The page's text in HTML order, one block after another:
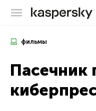
фильмы
Пасечник